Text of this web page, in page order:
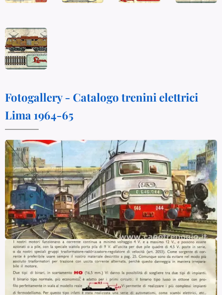
Fotogallery - Catalogo trenini elettrici
Lima 1964-65